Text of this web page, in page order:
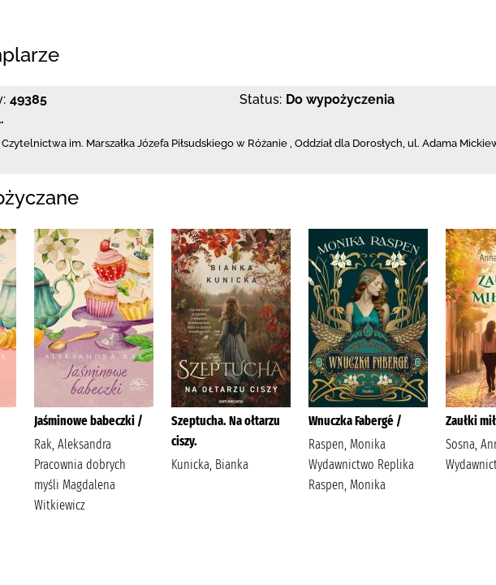
49385
Status: Do wypożyczenia
Czytelnictwa im. Marszałka Józefa Piłsudskiego w Różanie , Oddział dla Dorosłych, ul. Adama
Jaśminowe babeczki /
Rak, Aleksandra
Pracownia dobrych
myśli Magdalena
Witkiewicz
Szeptucha. Na ołtarzu
ciszy.
Kunicka, Bianka
Wnuczka Fabergé /
Raspen, Monika
Wydawnictwo Replika
Raspen, Monika
Zaułki
Sosna,